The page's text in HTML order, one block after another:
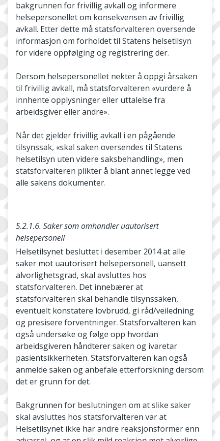
bakgrunnen for frivillig avkall og informere
helsepersonellet om konsekvensen av frivillig
avkall. Etter dette må statsforvalteren oversende
informasjon om forholdet til Statens helsetilsyn
for videre oppfølging og registrering der.
Dersom helsepersonellet nekter å oppgi årsaken
til frivillig avkall, må statsforvalteren «vurdere å
innhente opplysninger eller uttalelse fra
arbeidsgiver eller andre».
Når det gjelder frivillig avkall i en pågående
tilsynssak, «skal saken oversendes til Statens
helsetilsyn uten videre saksbehandling», men
statsforvalteren plikter å blant annet legge ved
alle sakens dokumenter.
5.2.1.6. Saker som omhandler uautorisert
helsepersonell
Helsetilsynet besluttet i desember 2014 at alle
saker mot uautorisert helsepersonell, uansett
alvorlighetsgrad, skal avsluttes hos
statsforvalteren. Det innebærer at
statsforvalteren skal behandle tilsynssaken,
eventuelt konstatere lovbrudd, gi råd/veiledning
og presisere forventninger. Statsforvalteren kan
også undersøke og følge opp hvordan
arbeidsgiveren håndterer saken og ivaretar
pasientsikkerheten. Statsforvalteren kan også
anmelde saken og anbefale etterforskning dersom
det er grunn for det.
Bakgrunnen for beslutningen om at slike saker
skal avsluttes hos statsforvalteren var at
Helsetilsynet ikke har andre reaksjonsformer enn